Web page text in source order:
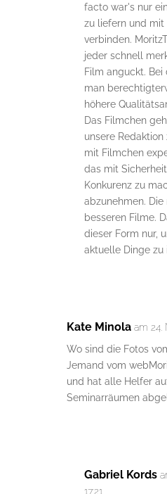
facto war's nur
zu liefern und mit
verbinden.
jeder schnell
Film anguckt.
man
höhere
Das Filmchen
unsere
mit Filmchen
das mit
Konkurenz zu
abzunehmen.
besseren Filme.
dieser Form nur,
aktuelle Dinge zu
Kate Minola am 24.
Wo sind die Fotos
Jemand vom
und hat alle Helfer
Seminarräumen
Gabriel Kords
17:21